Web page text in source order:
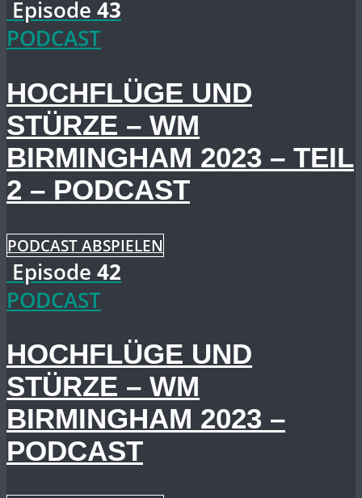
Episode 43
PODCAST
HOCHFLÜGE UND
STÜRZE – WM
BIRMINGHAM 2023 – TEIL
2 – PODCAST
PODCAST ABSPIELEN
Episode 42
PODCAST
HOCHFLÜGE UND
STÜRZE – WM
BIRMINGHAM 2023 –
PODCAST